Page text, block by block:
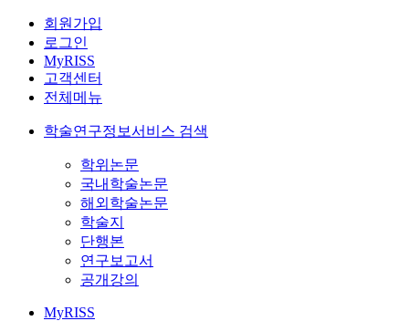
회원가입
로그인
MyRISS
고객센터
전체메뉴
학술연구정보서비스 검색
학위논문
국내학술논문
해외학술논문
학술지
단행본
연구보고서
공개강의
MyRISS